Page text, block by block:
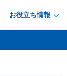
お役立ち情報